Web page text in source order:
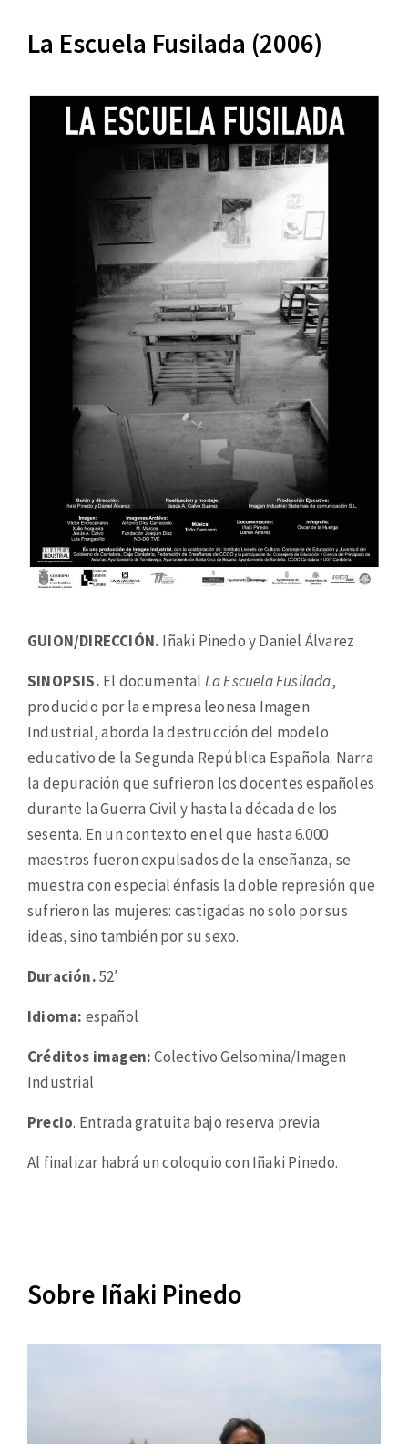
La Escuela Fusilada (2006)
GUION/DIRECCIÓN. Iñaki Pinedo y Daniel Álvarez
SINOPSIS. El documental La Escuela Fusilada,
producido por la empresa leonesa Imagen
Industrial, aborda la destrucción del modelo
educativo de la Segunda República Española. Narra
la depuración que sufrieron los docentes españoles
durante la Guerra Civil y hasta la década de los
sesenta. En un contexto en el que hasta 6.000
maestros fueron expulsados de la enseñanza, se
muestra con especial énfasis la doble represión que
sufrieron las mujeres: castigadas no solo por sus
ideas, sino también por su sexo.
Duración.52′
Idioma: español
Créditos imagen:Colectivo Gelsomina/Imagen
Industrial
Precio. Entrada gratuita bajo reserva previa
Al finalizar habrá un coloquio con Iñaki Pinedo.
Sobre Iñaki Pinedo